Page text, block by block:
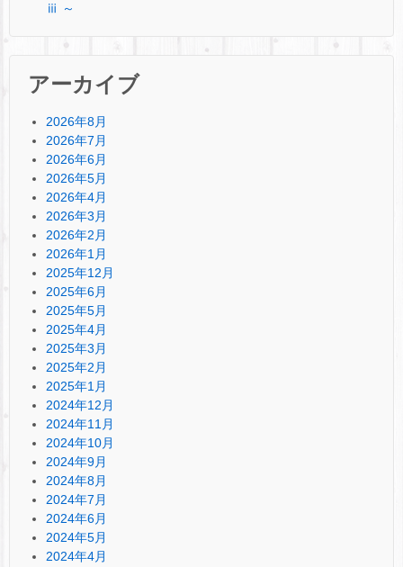
ⅲ ～
アーカイブ
2026年8月
2026年7月
2026年6月
2026年5月
2026年4月
2026年3月
2026年2月
2026年1月
2025年12月
2025年6月
2025年5月
2025年4月
2025年3月
2025年2月
2025年1月
2024年12月
2024年11月
2024年10月
2024年9月
2024年8月
2024年7月
2024年6月
2024年5月
2024年4月